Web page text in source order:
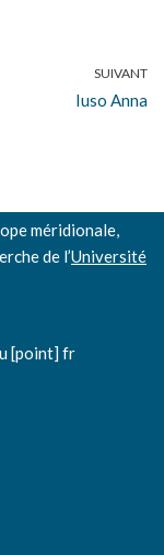
SUIVANT
Iuso Anna
méridionale,
de l’Université
[point] fr